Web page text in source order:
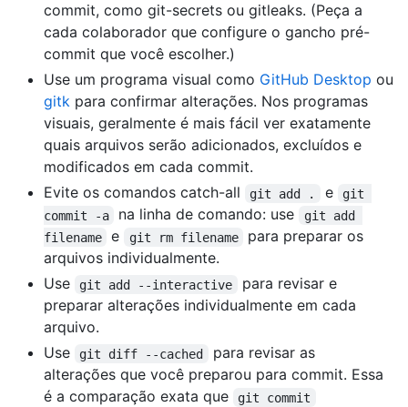
commit, como git-secrets ou gitleaks. (Peça a
cada colaborador que configure o gancho pré-
commit que você escolher.)
Use um programa visual como GitHub Desktop ou
gitk para confirmar alterações. Nos programas
visuais, geralmente é mais fácil ver exatamente
quais arquivos serão adicionados, excluídos e
modificados em cada commit.
Evite os comandos catch-all
git add . e
git
commit -a
na linha de comando: use
git add
filename
e git rm filename
para preparar os
arquivos individualmente.
Use
git add --interactive
para revisar e
preparar alterações individualmente em cada
arquivo.
Use
git diff --cached
para revisar as
alterações que você preparou para commit. Essa
é a comparação exata que
git commit